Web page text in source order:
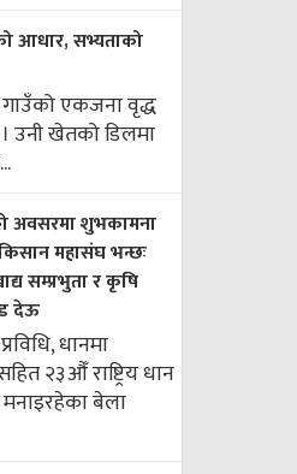
आधार, सभ्यताको
एकजना वृद्ध
उनी खेतको डिलमा
अवसरमा शुभकामना
महासंघ भन्छः
सम्प्रभुता र कृषि
देऊ
धानमा
२३औँ राष्ट्रिय धान
बेला